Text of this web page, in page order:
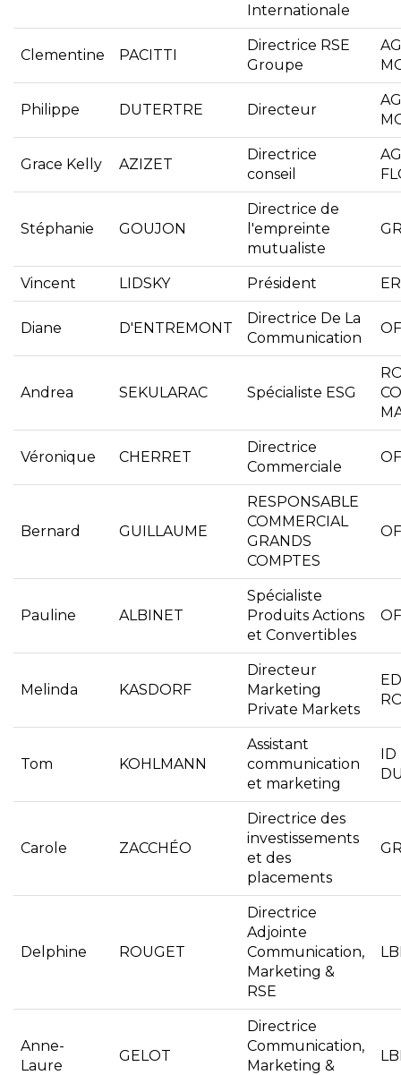
Internationale
Clementine PACITTI
Directrice RSE
Groupe
Philippe DUTERTRE Directeur
Grace Kelly AZIZET
Directrice
conseil
Stéphanie GOUJON
Directrice de
l'empreinte
mutualiste
Vincent LIDSKY Président
Diane D'ENTREMONT
Directrice De La
Communication
Andrea SEKULARAC Spécialiste ESG
Véronique CHERRET
Directrice
Commerciale
Bernard GUILLAUME
RESPONSABLE
COMMERCIAL
GRANDS
COMPTES
Pauline ALBINET
Spécialiste
Produits Actions
et Convertibles
Melinda KASDORF
Directeur
Marketing
Private Markets
Tom KOHLMANN
Assistant
communication
et marketing
ID
Carole ZACCHÉO
Directrice des
investissements
et des
placements
Delphine ROUGET
Directrice
Adjointe
Communication,
Marketing &
RSE
Anne-
Laure
GELOT
Directrice
Communication,
Marketing &